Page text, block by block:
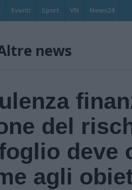
Eventi Sport VN News24
news
del
deve
agli